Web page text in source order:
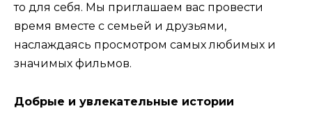
то для себя. Мы приглашаем вас провести
время вместе с семьей и друзьями,
наслаждаясь просмотром самых любимых и
значимых фильмов.
Добрые и увлекательные истории